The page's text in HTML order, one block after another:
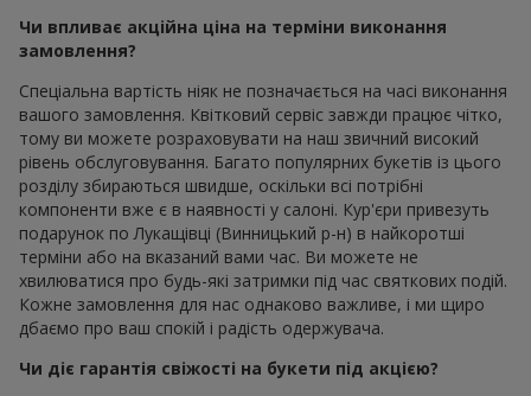
Чи впливає акційна ціна на терміни виконання
замовлення?
Спеціальна вартість ніяк не позначається на часі виконання
вашого замовлення. Квітковий сервіс завжди працює чітко,
тому ви можете розраховувати на наш звичний високий
рівень обслуговування. Багато популярних букетів із цього
розділу збираються швидше, оскільки всі потрібні
компоненти вже є в наявності у салоні. Кур'єри привезуть
подарунок по Лукащівці (Винницький р-н) в найкоротші
терміни або на вказаний вами час. Ви можете не
хвилюватися про будь-які затримки під час святкових подій.
Кожне замовлення для нас однаково важливе, і ми щиро
дбаємо про ваш спокій і радість одержувача.
Чи діє гарантія свіжості на букети під акцією?